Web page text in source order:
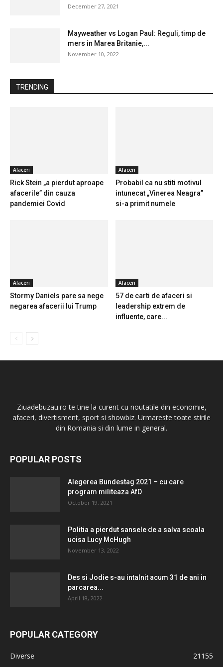
December 27, 2021
Mayweather vs Logan Paul: Reguli, timp de
mers in Marea Britanie,...
November 10, 2022
TRENDING
Afaceri
Rick Stein „a pierdut aproape
afacerile” din cauza
pandemiei Covid
Afaceri
Probabil ca nu stiti motivul
intunecat „Vinerea Neagra”
si-a primit numele
Afaceri
Stormy Daniels pare sa nege
negarea afacerii lui Trump
Afaceri
57 de carti de afaceri si
leadership extrem de
influente, care...
Ziuadebuzau.ro te tine la curent cu noutatile din economie,
afaceri, divertisment, sport si showbiz. Urmareste toate stirile
din Romania si din lume in general.
POPULAR POSTS
Alegerea Bundestag 2021 – cu care
program militeaza AfD
October 19, 2021
Politia a pierdut sansele de a salva scoala
ucisa Lucy McHugh
November 13, 2022
Des si Jodie s-au intalnit acum 31 de ani in
parcarea...
April 18, 2022
POPULAR CATEGORY
Diverse
21155